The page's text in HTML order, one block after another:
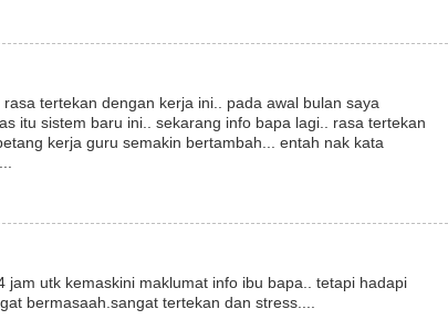
tertekan dengan kerja ini.. pada awal bulan saya
itu sistem baru ini.. sekarang info bapa lagi.. rasa tertekan
kerja guru semakin bertambah... entah nak kata
jam utk kemaskini maklumat info ibu bapa.. tetapi hadapi
bermasaah.sangat tertekan dan stress....